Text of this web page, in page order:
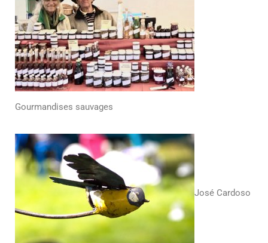
Gourmandises sauvages
José Cardoso